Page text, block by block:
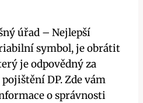
úřad – Nejlepší
symbol, je obrátit
je odpovědný za
DP. Zde vám
o správnosti